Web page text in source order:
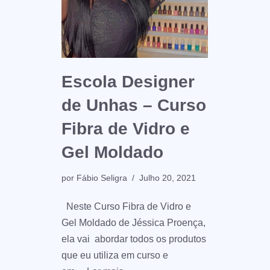
Escola Designer
de Unhas – Curso
Fibra de Vidro e
Gel Moldado
por Fábio Seligra Julho 20, 2021
Neste Curso Fibra de Vidro e
Gel Moldado de Jéssica Proença,
ela vai abordar todos os produtos
que eu utiliza em curso e